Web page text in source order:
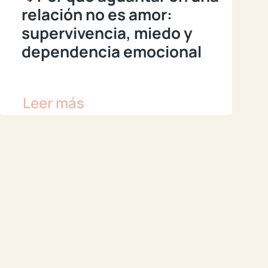
relación no es amor:
supervivencia, miedo y
dependencia emocional
Leer más